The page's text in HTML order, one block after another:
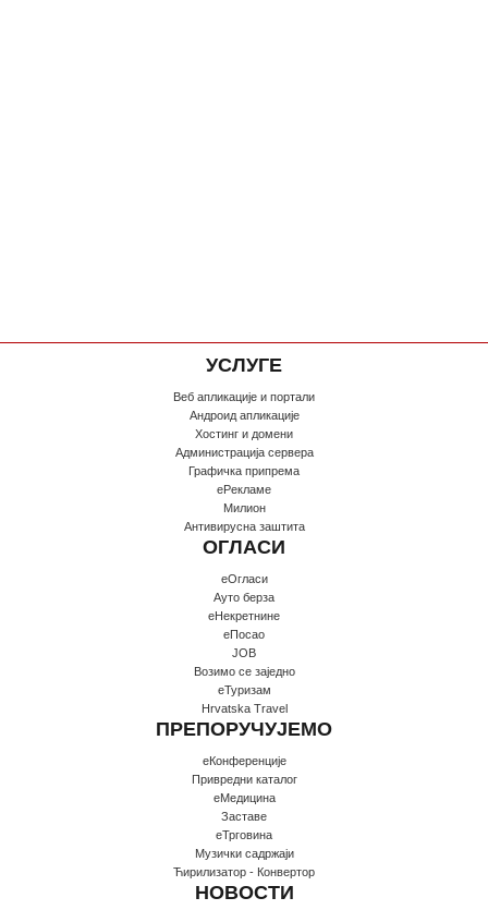
УСЛУГЕ
Веб апликације и портали
Андроид апликације
Хостинг и домени
Администрација сервера
Графичка припрема
еРекламе
Милион
Антивирусна заштита
ОГЛАСИ
еОгласи
Ауто берза
еНекретнине
еПосао
JOB
Возимо се заједно
еТуризам
Hrvatska Travel
ПРЕПОРУЧУЈЕМО
еКонференције
Привредни каталог
еМедицина
Заставе
еТрговина
Музички садржаји
Ћирилизатор - Конвертор
НОВОСТИ